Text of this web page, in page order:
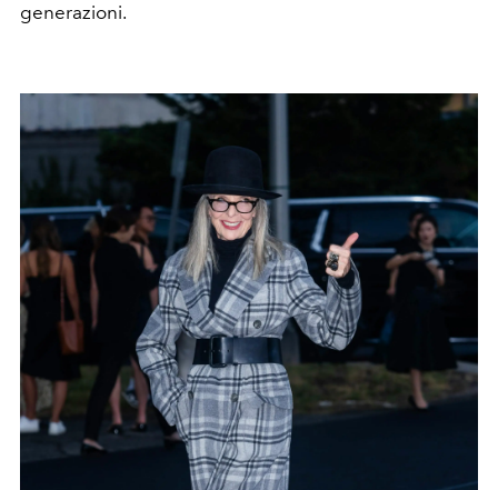
generazioni.